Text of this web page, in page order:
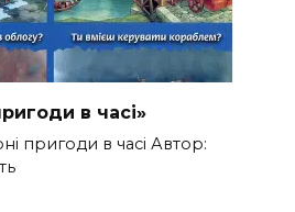
в часі»
пригоди в часі Автор: